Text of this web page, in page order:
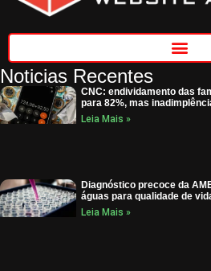
Noticias Recentes
CNC: endividamento das
para 82%, mas
Leia Mais »
Diagnóstico precoce da
águas para qualidade de
Leia Mais »